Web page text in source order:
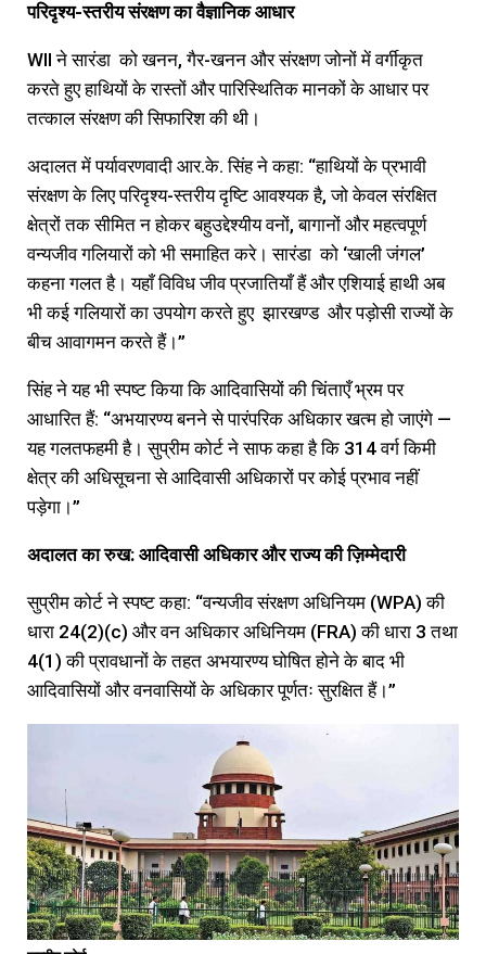
परिदृश्य-स्तरीय संरक्षण का वैज्ञानिक आधार
WII ने सारंडा को खनन, गैर-खनन और संरक्षण जोनों में वर्गीकृत
करते हुए हाथियों के रास्तों और पारिस्थितिक मानकों के आधार पर
तत्काल संरक्षण की सिफारिश की थी।
अदालत में पर्यावरणवादी आर.के. सिंह ने कहा: “हाथियों के प्रभावी
संरक्षण के लिए परिदृश्य-स्तरीय दृष्टि आवश्यक है, जो केवल संरक्षित
क्षेत्रों तक सीमित न होकर बहुउद्देश्यीय वनों, बागानों और महत्वपूर्ण
वन्यजीव गलियारों को भी समाहित करे। सारंडा को ‘खाली जंगल’
कहना गलत है। यहाँ विविध जीव प्रजातियाँ हैं और एशियाई हाथी अब
भी कई गलियारों का उपयोग करते हुए झारखण्ड और पड़ोसी राज्यों के
बीच आवागमन करते हैं।”
सिंह ने यह भी स्पष्ट किया कि आदिवासियों की चिंताएँ भ्रम पर
आधारित हैं: “अभयारण्य बनने से पारंपरिक अधिकार खत्म हो जाएंगे —
यह गलतफहमी है। सुप्रीम कोर्ट ने साफ कहा है कि 314 वर्ग किमी
क्षेत्र की अधिसूचना से आदिवासी अधिकारों पर कोई प्रभाव नहीं
पड़ेगा।”
अदालत का रुख: आदिवासी अधिकार और राज्य की ज़िम्मेदारी
सुप्रीम कोर्ट ने स्पष्ट कहा: “वन्यजीव संरक्षण अधिनियम (WPA) की
धारा 24(2)(c) और वन अधिकार अधिनियम (FRA) की धारा 3 तथा
4(1) की प्रावधानों के तहत अभयारण्य घोषित होने के बाद भी
आदिवासियों और वनवासियों के अधिकार पूर्णतः सुरक्षित हैं।”